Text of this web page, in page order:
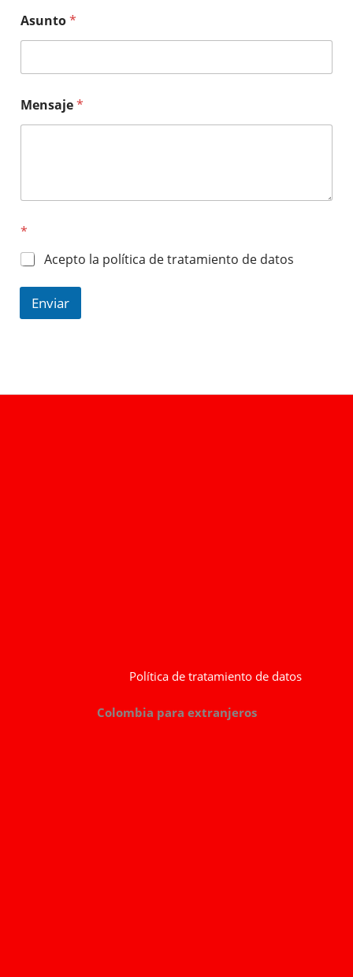
Asunto*
Mensaje*
*
Acepto la política de tratamiento de datos
Enviar
Política de tratamiento de datos
Colombia para extranjeros